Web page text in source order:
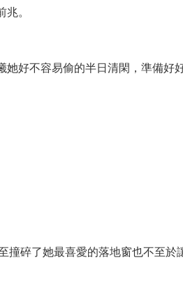
。
好不容易偷的半日清閑，準備好
碎了她最喜愛的落地窗也不至於